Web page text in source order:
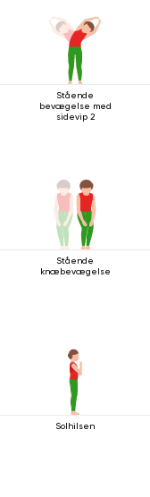
Stående
bevægelse med
sidevip 2
Stående
knæbevægelse
Solhilsen